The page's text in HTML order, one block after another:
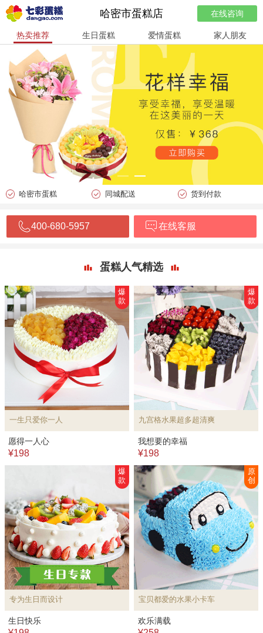
哈密市蛋糕店 在线咨询
热卖推荐 生日蛋糕 爱情蛋糕 家人朋友
哈密市蛋糕 同城配送 货到付款
400-680-5957 在线客服
蛋糕人气精选
一生只爱你一人
爆
款
愿得一人心
¥198
九宫格水果超多超清爽
爆
款
我想要的幸福
¥198
专为生日而设计
爆
款
生日快乐
宝贝都爱的水果小卡车
原
创
欢乐满载